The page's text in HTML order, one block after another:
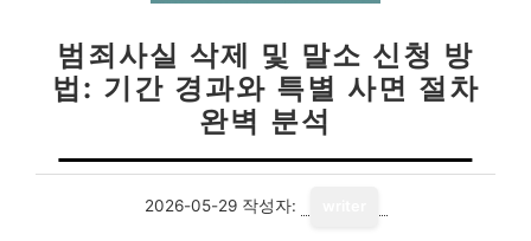
범죄사실 삭제 및 말소 신청 방
법: 기간 경과와 특별 사면 절차
완벽 분석
2026-05-29 작성자: